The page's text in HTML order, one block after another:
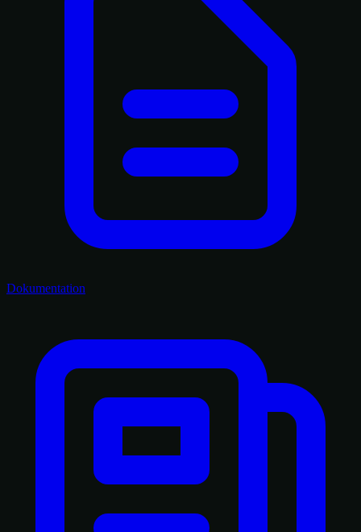
Dokumentation